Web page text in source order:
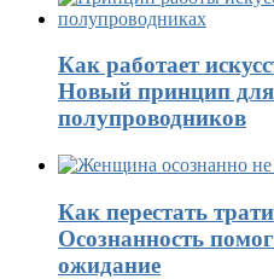
Как работает
Новый принцип
полупроводников
Как перестать
Осознанность
ожидание